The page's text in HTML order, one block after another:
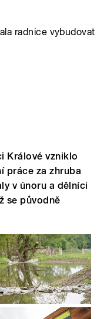
radnice vybudovat
Králové vzniklo
práce za zhruba
v únoru a dělníci
se původně